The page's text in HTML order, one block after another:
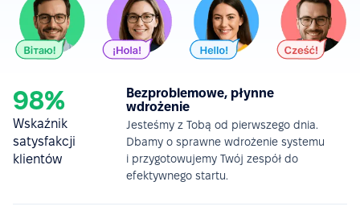
98%
Wskaźnik
satysfakcji
klientów
Bezproblemowe, płynne
wdrożenie
Jesteśmy z Tobą od pierwszego dnia.
Dbamy o sprawne wdrożenie systemu
i przygotowujemy Twój zespół do
efektywnego startu.